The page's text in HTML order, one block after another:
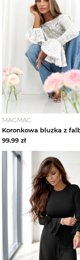
MAGMAC
99.99 zł